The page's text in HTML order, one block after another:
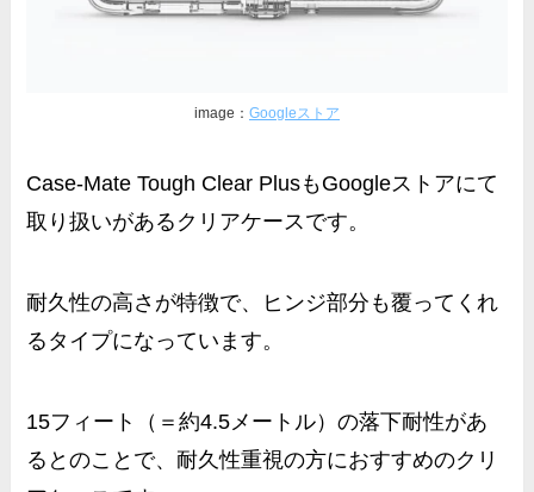
image： Googleストア
Case-Mate Tough Clear PlusもGoogleストアにて
取り扱いがあるクリアケースです。
耐久性の高さが特徴で、ヒンジ部分も覆ってくれ
るタイプになっています。
15フィート（＝約4.5メートル）の落下耐性があ
るとのことで、耐久性重視の方におすすめのクリ